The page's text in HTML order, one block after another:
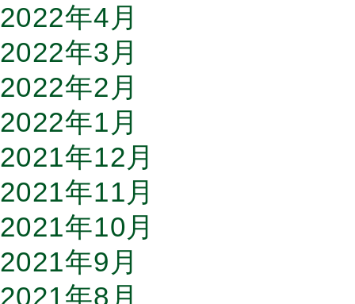
2022年4月
2022年3月
2022年2月
2022年1月
2021年12月
2021年11月
2021年10月
2021年9月
2021年8月